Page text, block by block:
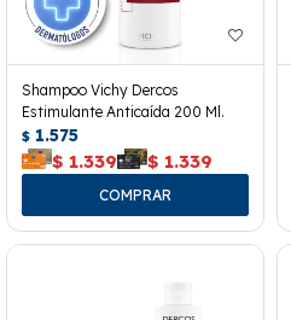
Shampoo Vichy Dercos
Estimulante Anticaída 200 Ml.
$ 1.575
$ 1.339 $ 1.339